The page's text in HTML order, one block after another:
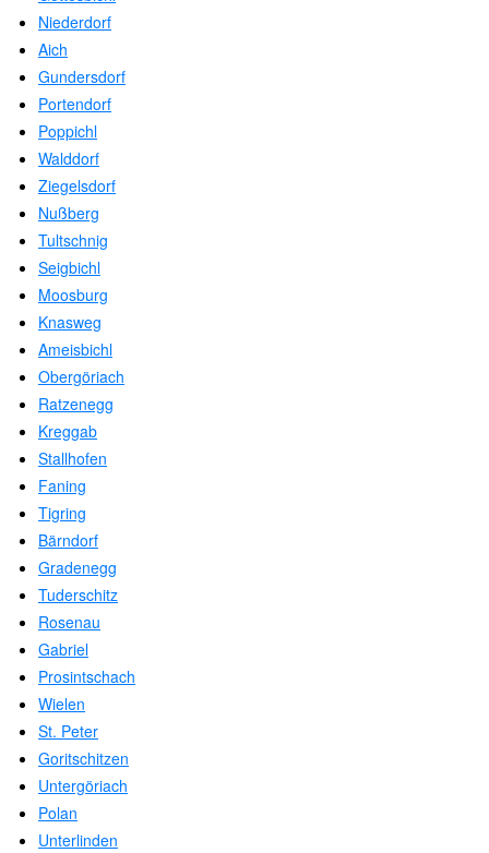
Niederdorf
Aich
Gundersdorf
Portendorf
Poppichl
Walddorf
Ziegelsdorf
Nußberg
Tultschnig
Seigbichl
Moosburg
Knasweg
Ameisbichl
Obergöriach
Ratzenegg
Kreggab
Stallhofen
Faning
Tigring
Bärndorf
Gradenegg
Tuderschitz
Rosenau
Gabriel
Prosintschach
Wielen
St. Peter
Goritschitzen
Untergöriach
Polan
Unterlinden